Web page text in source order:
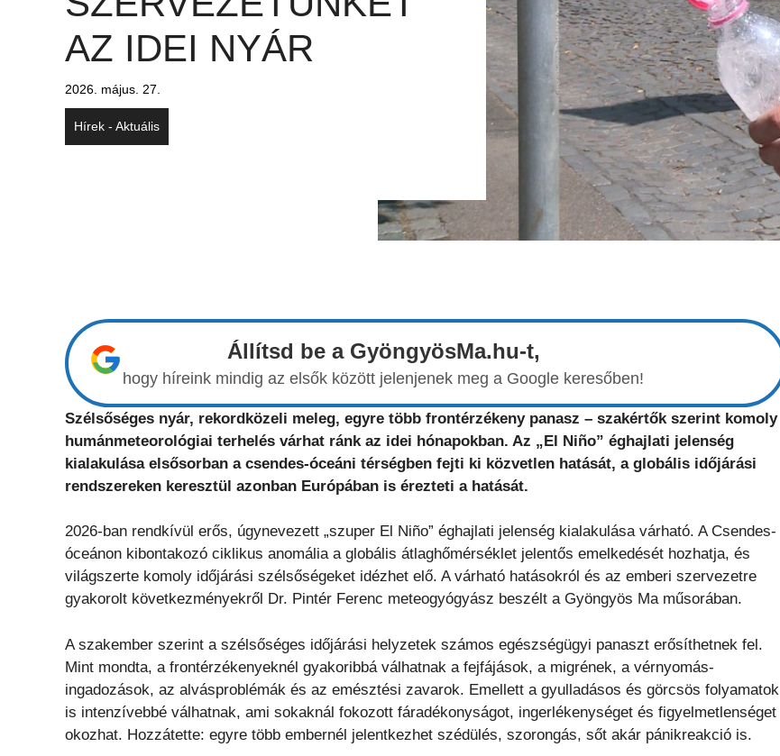
AZ IDEI NYÁR
2026. május. 27.
Hírek - Aktuális
Állítsd be a GyöngyösMa.hu-t,
hogy híreink mindig az elsők között jelenjenek meg a Google keresőben!
Szélsőséges nyár, rekordközeli meleg, egyre több frontérzékeny panasz – szakértők szerint komoly
humánmeteorológiai terhelés várhat ránk az idei hónapokban. Az „El Niño” éghajlati jelenség
kialakulása elsősorban a csendes-óceáni térségben fejti ki közvetlen hatását, a globális időjárási
rendszereken keresztül azonban Európában is érezteti a hatását.
2026-ban rendkívül erős, úgynevezett „szuper El Niño” éghajlati jelenség kialakulása várható. A Csendes-
óceánon kibontakozó ciklikus anomália a globális átlaghőmérséklet jelentős emelkedését hozhatja, és
világszerte komoly időjárási szélsőségeket idézhet elő. A várható hatásokról és az emberi szervezetre
gyakorolt következményekről Dr. Pintér Ferenc meteogyógyász beszélt a Gyöngyös Ma műsorában.
A szakember szerint a szélsőséges időjárási helyzetek számos egészségügyi panaszt erősíthetnek fel.
Mint mondta, a frontérzékenyeknél gyakoribbá válhatnak a fejfájások, a migrének, a vérnyomás-
ingadozások, az alvásproblémák és az emésztési zavarok. Emellett a gyulladásos és görcsös folyamatok
is intenzívebbé válhatnak, ami sokaknál fokozott fáradékonyságot, ingerlékenységet és figyelmetlenséget
okozhat. Hozzátette: egyre több embernél jelentkezhet szédülés, szorongás, sőt akár pánikreakció is.